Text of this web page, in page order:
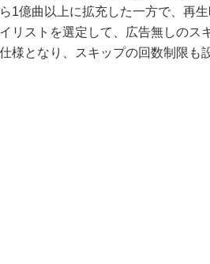
ら1億曲以上に拡充した一方で、再
イリストを選定して、広告無しのス
仕様となり、スキップの回数制限も